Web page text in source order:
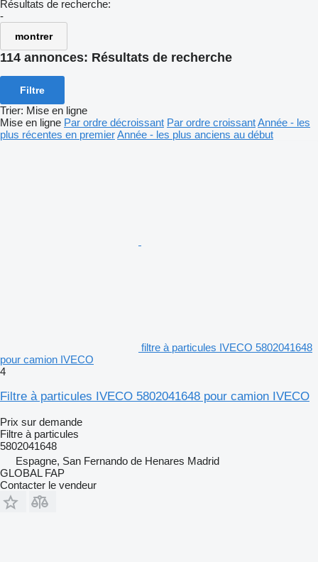
Résultats de recherche:
-
montrer
114 annonces: Résultats de recherche
Filtre
Trier: Mise en ligne
Mise en ligne Par ordre décroissant Par ordre croissantAnnée - les
plus récentes en premierAnnée - les plus anciens au début
filtre à particules IVECO 5802041648
pour camion IVECO
4
Filtre à particules IVECO 5802041648 pour camion IVECO
Prix sur demande
Filtre à particules
5802041648
Espagne, San Fernando de Henares Madrid
GLOBAL FAP
Contacter le vendeur